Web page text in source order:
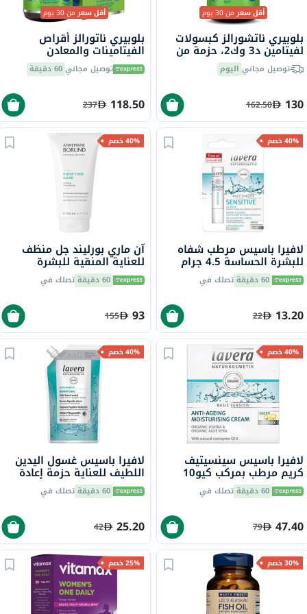
أقل سعرمن 30 يوم
بلوبيري ناتشورالز كبسولات
لفيتامين د3 وك2، حزمة من
60توصيل مجاني اليوم
130
162.50
أقل سعرمن 30 يوم
بلوبيري ناتورالز أقراص
الفيتامينات والمعادن
المتعددة اليومية للرجال حزمة
من 60 قرص توصيل مجاني60 دقيقة
118.50
237
40% خصم
لافيرا باسيس مرطب شفاه
للبشرة الحساسة 4.5 جرام
60 دقيقة تصلك في
13.20
22
40% خصم
آن ماري بورليند جل منظف
للعناية المنقية للبشرة
المعرضة للبقع وحب الشباب،
150 مل 60 دقيقة تصلك في
93
155
40% خصم
لافيرا باسيس سينسيتيف
كريم مرطب بمركب كيو10
مضاد للشيخوخة 50 مل
60 دقيقة تصلك في
47.40
79
40% خصم
لافيرا باسيس غسول اليدين
اللطيف للعناية حزمة إعادة
تعبئة 500 مل 60 دقيقة تصلك في
25.20
42
30% خصم 25% خصم